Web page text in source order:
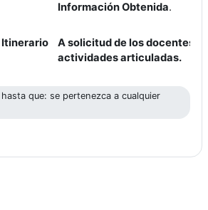
Información Obtenida.
Itinerario
A solicitudde los docentes,
actividades articuladas.
que: se pertenezca a cualquier